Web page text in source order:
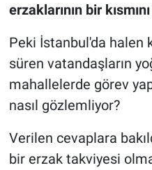
erzaklarının bir
Peki İstanbul'da halen
süren vatandaşların
mahallelerde görev
nasıl gözlemliyor?
Verilen cevaplara
bir erzak takviyesi